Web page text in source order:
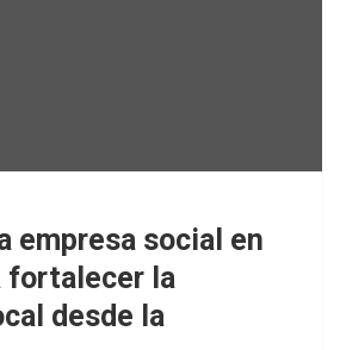
empresa social en
fortalecer la
desde la